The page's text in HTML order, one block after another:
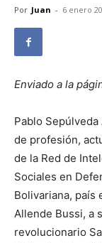
Por Juan - 6 enero
Enviado a la
Pablo
de profesión,
de la Red de
Sociales en
Bolivariana, país
Allende Bussi, a
revolucionario